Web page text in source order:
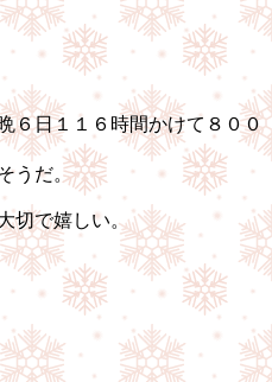
６日１１６時間かけて８００
うだ。
切で嬉しい。